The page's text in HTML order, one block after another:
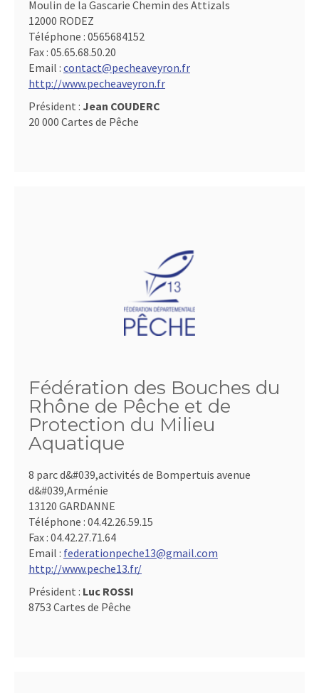
Moulin de la Gascarie Chemin des Attizals
12000 RODEZ
Téléphone : 0565684152
Fax : 05.65.68.50.20
Email : contact@pecheaveyron.fr
http://www.pecheaveyron.fr
Président : Jean COUDERC
20 000 Cartes de Pêche
Fédération des Bouches du
Rhône de Pêche et de
Protection du Milieu
Aquatique
8 parc d&#039,activités de Bompertuis avenue
d&#039,Arménie
13120 GARDANNE
Téléphone : 04.42.26.59.15
Fax : 04.42.27.71.64
Email : federationpeche13@gmail.com
http://www.peche13.fr/
Président : Luc ROSSI
8753 Cartes de Pêche